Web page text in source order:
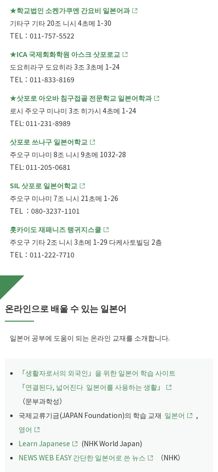
★학교법인 소켄가쿠엔 간요비 일본어과
기타구 기타 20조 니시 4초메 1-30
TEL：011-757-5522
★ICA 국제회화학원 아스크 삿포로교
도요히라구 도요히라 3조 3초메 1-24
TEL：011-833-8169
★삿포로 아오바 침구접골 전문학교 일본어학과
로시 주오구 미나미 3조 히가시 4초메 1-24
TEL: 011-231-8989
삿포로 쓰나구 일본어학교
주오구 미나미 8조 니시 9초메 1032-28
TEL: 011-205-0681
SIL 삿포로 일본어학교
주오구 미나미 7조 니시 21초메 1-26
TEL ：080-3237-1101
홋카이도 재패니즈 랭귀지스쿨
주오구 기타 2조 니시 3초메 1-29 다케사토빌딩 2층
TEL：011-222-7710
온라인으로 배울 수 있는 일본어
일본어 공부에 도움이 되는 온라인 교재를 소개합니다.
「생활자로서의 외국인」을 위한 일본어 학습 사이트
「연결된다, 넓어진다 일본어를 사용하는 생활」
（문부과학성）
국제교류기금(JAPAN Foundation)의 학습 교재 일본어
,
영어
Learn Japanese
(NHK World Japan)
NEWS WEB EASY 간단한 일본어로 쓴 뉴스
（NHK）